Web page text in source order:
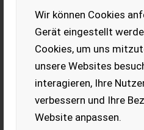
Wir können Cookies
Gerät eingestellt
Cookies, um uns
unsere Websites
interagieren, Ihre
verbessern und Ihre
Website anpassen.
Platzmangel zu verkaufen.